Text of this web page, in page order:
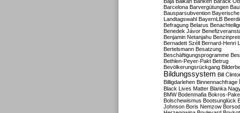
Barcelona Barvergütungen
Bausparsubvention Bayerische
Landtagswahl BayernLB
Befragung Belarus
Benedek Jávor
Benjamin Netanjahu
Bernadett Széll Bernard-Henri
Bertelsmann Besatzung
Beschäftigungsprogramme
Bethlen-Peyer-Pakt Betrug
Bevölkerungsrückgang
Bildungssystem Bill
Billigdarlehen Binnennachfrage
Black Lives Matter Blanka
BMW Bodenmafia Bokros-
Bolschewismus Bootsunglück
Johnson Boris Nemzow